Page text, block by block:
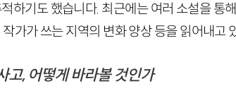
하기도 했습니다. 최근에는 여러 소설을 통
가가 쓰는 지역의 변화 양상 등을 읽어내고
고, 어떻게 바라볼 것인가